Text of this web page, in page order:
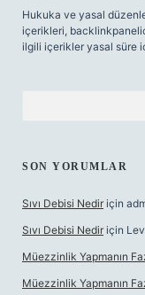
Hukuka ve yasal
içerikleri,
ilgili içerikler yasal süre
SON YORUMLAR
Sıvı Debisi Nedir için
Sıvı Debisi Nedir için
Müezzinlik Yapmanın
Müezzinlik Yapmanın